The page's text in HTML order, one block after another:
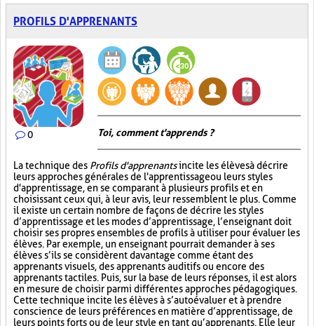
PROFILS D'APPRENANTS
0 Toi, comment t'apprends ?
La technique des Profils d'apprenantsincite les élèves à décrire
leurs approches générales de l'apprentissage ou leurs styles
d'apprentissage, en se comparant à plusieurs profils et en
choisissant ceux qui, à leur avis, leur ressemblent le plus. Comme
il existe un certain nombre de façons de décrire les styles
d’apprentissage et les modes d’apprentissage, l’enseignant doit
choisir ses propres ensembles de profils à utiliser pour évaluer les
élèves. Par exemple, un enseignant pourrait demander à ses
élèves s’ils se considèrent davantage comme étant des
apprenants visuels, des apprenants auditifs ou encore des
apprenants tactiles. Puis, sur la base de leurs réponses, il est alors
en mesure de choisir parmi différentes approches pédagogiques.
Cette technique incite les élèves à s’autoévaluer et à prendre
conscience de leurs préférences en matière d’apprentissage, de
leurs points forts ou de leur style en tant qu’apprenants. Elle leur